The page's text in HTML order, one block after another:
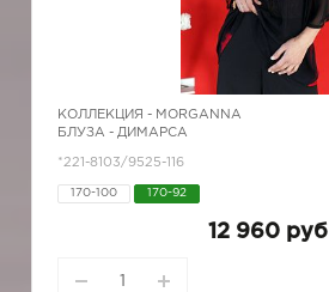
КОЛЛЕКЦИЯ - MORGANNA
БЛУЗА - ДИМАРСА
*221-8103/9525-116
170-100 170-92
12 960 руб